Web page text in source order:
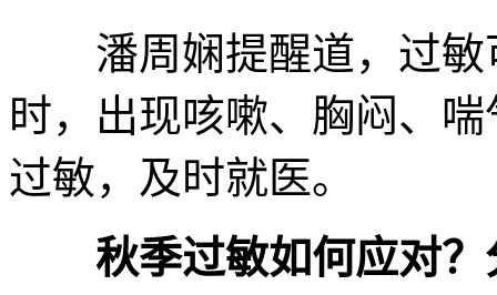
潘周娴提醒道，过敏
时，出现咳嗽、胸闷、
过敏，及时就医。
秋季过敏如何应对